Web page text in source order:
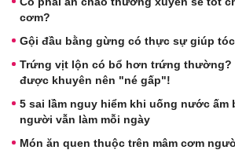
cơm?
Gội đầu bằng gừng có thực sự giúp
Trứng vịt lộn có bổ hơn trứng thường?
được khuyên nên "né gấp"!
5 sai lầm nguy hiểm khi uống nước ấm
người vẫn làm mỗi ngày
Món ăn quen thuộc trên mâm cơm